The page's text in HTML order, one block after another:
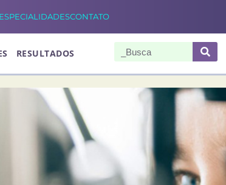
CONTATO
RESULTADOS